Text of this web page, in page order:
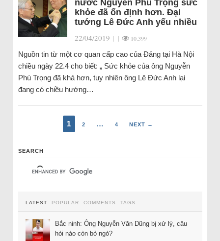
nước Nguyễn Phú Trọng sức
khỏe đã ổn định hơn. Đại
tướng Lê Đức Anh yếu nhiều
22/04/2019 | | 10.399
Nguồn tin từ một cơ quan cấp cao của Đảng tại Hà Nội
chiều ngày 22.4 cho biết: „ Sức khỏe của ông Nguyễn
Phú Trọng đã khá hơn, tuy nhiên ông Lê Đức Anh lại
đang có chiều hướng…
1 2 … 4 NEXT →
SEARCH
LATEST POPULAR COMMENTS TAGS
Bắc ninh: Ông Nguyễn Văn Dũng bị xử lý, câu
hỏi nào còn bỏ ngỏ?